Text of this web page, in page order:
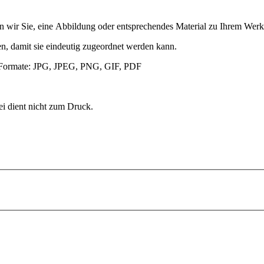
Sie, eine Abbildung oder entsprechendes Material zu Ihrem
damit sie eindeutig zugeordnet werden kann.
JPG, JPEG, PNG, GIF, PDF
dient nicht zum Druck.